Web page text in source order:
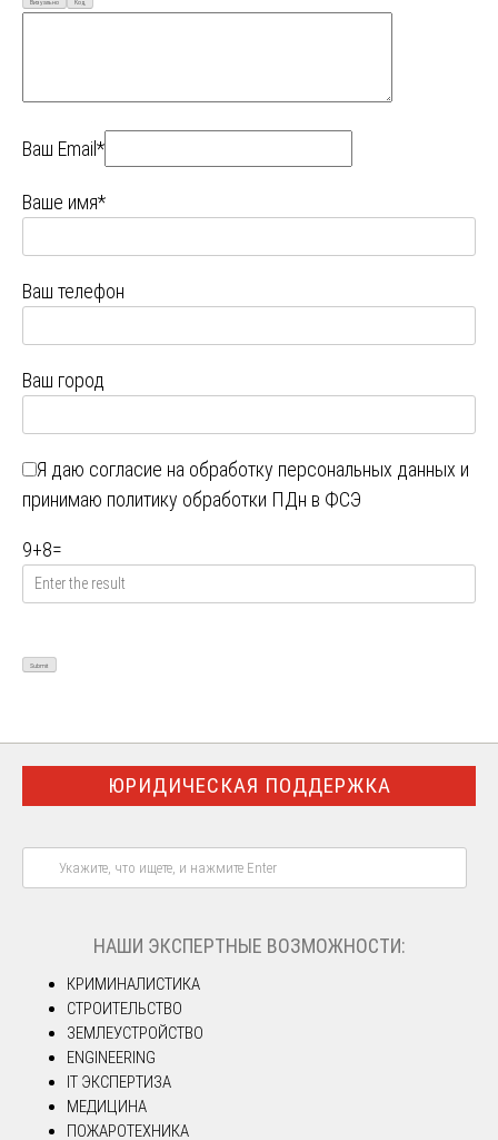
Ваш Email*
Ваше имя*
Ваш телефон
Ваш город
Я даю согласие на обработку персональных данных и
принимаю политику обработки ПДн в ФСЭ
9+8=
ЮРИДИЧЕСКАЯ ПОДДЕРЖКА
НАШИ ЭКСПЕРТНЫЕ ВОЗМОЖНОСТИ:
КРИМИНАЛИСТИКА
СТРОИТЕЛЬСТВО
ЗЕМЛЕУСТРОЙСТВО
ENGINEERING
IT ЭКСПЕРТИЗА
МЕДИЦИНА
ПОЖАРОТЕХНИКА